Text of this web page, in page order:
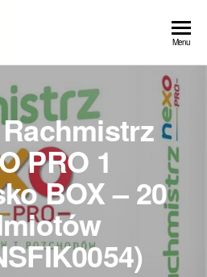
Menu
PRO 1
BOX – 20